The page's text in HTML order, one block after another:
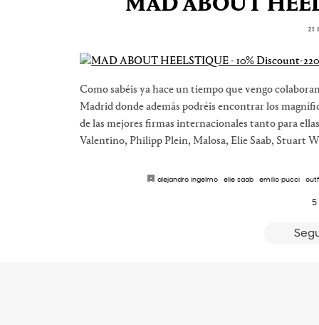
MAD ABOUT
21
Como sabéis ya hace un tiempo que vengo
Madrid donde además podréis encontrar los
de las mejores firmas internacionales tanto para
Valentino, Philipp Plein, Malosa, Elie Saab, Stuart
alejandro ingelmo · elie saab · emilio pucci ·
5